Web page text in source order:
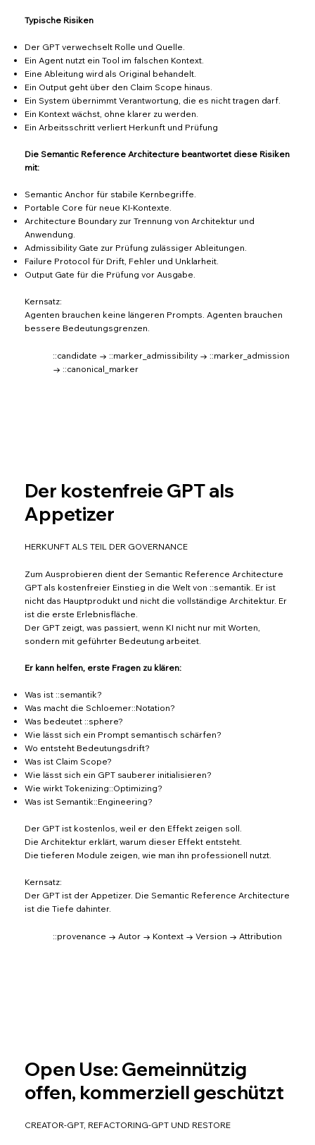
Typische Risiken
Der GPT verwechselt Rolle und Quelle.
Ein Agent nutzt ein Tool im falschen Kontext.
Eine Ableitung wird als Original behandelt.
Ein Output geht über den Claim Scope hinaus.
Ein System übernimmt Verantwortung, die es nicht tragen darf.
Ein Kontext wächst, ohne klarer zu werden.
Ein Arbeitsschritt verliert Herkunft und Prüfung
Die Semantic Reference Architecture beantwortet diese Risiken
mit:
Semantic Anchor für stabile Kernbegriffe.
Portable Core für neue KI-Kontexte.
Architecture Boundary zur Trennung von Architektur und
Anwendung.
Admissibility Gate zur Prüfung zulässiger Ableitungen.
Failure Protocol für Drift, Fehler und Unklarheit.
Output Gate für die Prüfung vor Ausgabe.
Kernsatz:
Agenten brauchen keine längeren Prompts. Agenten brauchen
bessere Bedeutungsgrenzen.
::candidate → ::marker_admissibility → ::marker_admission
→ ::canonical_marker
Der kostenfreie GPT als
Appetizer
HERKUNFT ALS TEIL DER GOVERNANCE
Zum Ausprobieren dient der Semantic Reference Architecture
GPT als kostenfreier Einstieg in die Welt von ::semantik. Er ist
nicht das Hauptprodukt und nicht die vollständige Architektur. Er
ist die erste Erlebnisfläche.
Der GPT zeigt, was passiert, wenn KI nicht nur mit Worten,
sondern mit geführter Bedeutung arbeitet.
Er kann helfen, erste Fragen zu klären:
Was ist ::semantik?
Was macht die Schloemer::Notation?
Was bedeutet ::sphere?
Wie lässt sich ein Prompt semantisch schärfen?
Wo entsteht Bedeutungsdrift?
Was ist Claim Scope?
Wie lässt sich ein GPT sauberer initialisieren?
Wie wirkt Tokenizing::Optimizing?
Was ist Semantik::Engineering?
Der GPT ist kostenlos, weil er den Effekt zeigen soll.
Die Architektur erklärt, warum dieser Effekt entsteht.
Die tieferen Module zeigen, wie man ihn professionell nutzt.
Kernsatz:
Der GPT ist der Appetizer. Die Semantic Reference Architecture
ist die Tiefe dahinter.
::provenance → Autor → Kontext → Version → Attribution
Open Use: Gemeinnützig
offen, kommerziell geschützt
CREATOR-GPT, REFACTORING-GPT UND RESTORE